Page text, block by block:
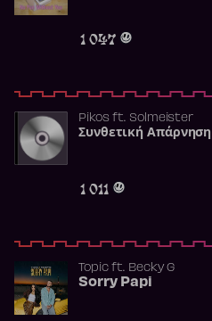
1 047
Pikosft. Solmeister
Συνθετική Απάρνηση
1 011
Topicft. Becky G
Sorry Papi